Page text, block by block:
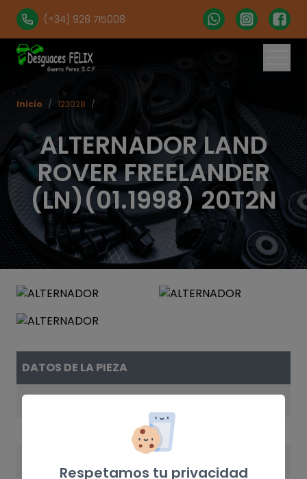
(+34) 928 715008
ALTERNADOR LAND
ROVER FREELANDER
(LN)(01.1998) 20T2N
Inicio / 123028 /
DATOS DE LA PIEZA
REFERENCIA
Respetamos tu privacidad